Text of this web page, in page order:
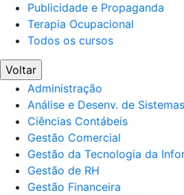
Publicidade e Propaganda
Terapia Ocupacional
Todos os cursos
Voltar
Administração
Análise e Desenv. de Sistemas
Ciências Contábeis
Gestão Comercial
Gestão da Tecnologia da
Gestão de RH
Gestão Financeira